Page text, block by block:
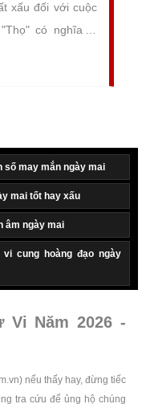
xấu đối với cuộc
có nghĩa là
số may mắn ngày mai
mai tốt hay xấu
âm ngày mai
cung hoàng đạo ngày
Vi Năm 2026 -
nếu thấy hay, đừng tiếc
tra cứu để ủng hộ chúng